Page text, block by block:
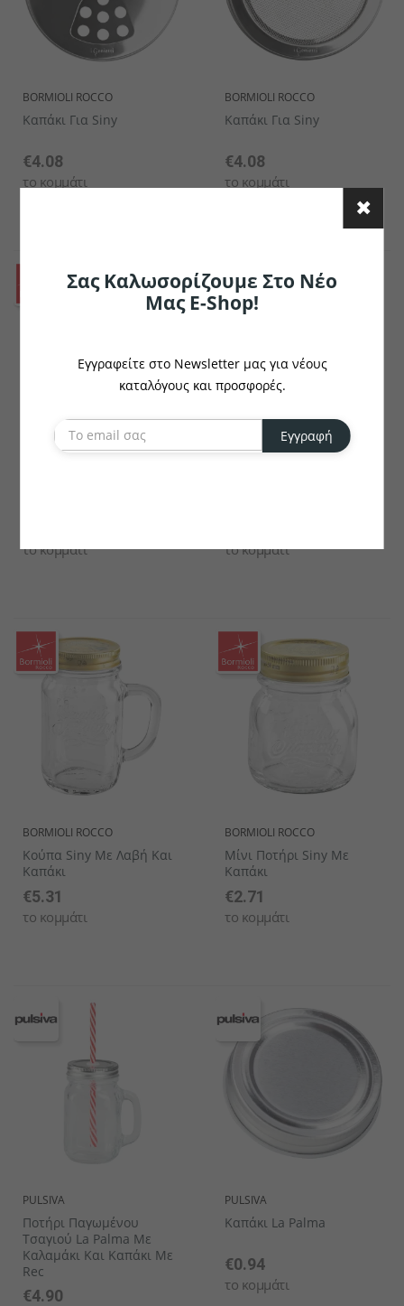
BORMIOLI ROCCO
Καπάκι Για Siny
€4.08
το κομμάτι
BORMIOLI ROCCO
Καπάκι Για Siny
€4.08
το κομμάτι
το κομμάτι το κομμάτι
BORMIOLI ROCCO
Κούπα Siny Με Λαβή Και
Καπάκι
€5.31
το κομμάτι
BORMIOLI ROCCO
Μίνι Ποτήρι Siny Με
Καπάκι
€2.71
το κομμάτι
PULSIVA
Ποτήρι Παγωμένου
Τσαγιού La Palma Με
Καλαμάκι Και Καπάκι Με
Rec
€4.90
PULSIVA
Καπάκι La Palma
€0.94
το κομμάτι
Σας Καλωσορίζουμε Στο Νέο
Μας E-Shop!
Εγγραφείτε στο Newsletter μας για νέους
καταλόγους και προσφορές.
Εγγραφή